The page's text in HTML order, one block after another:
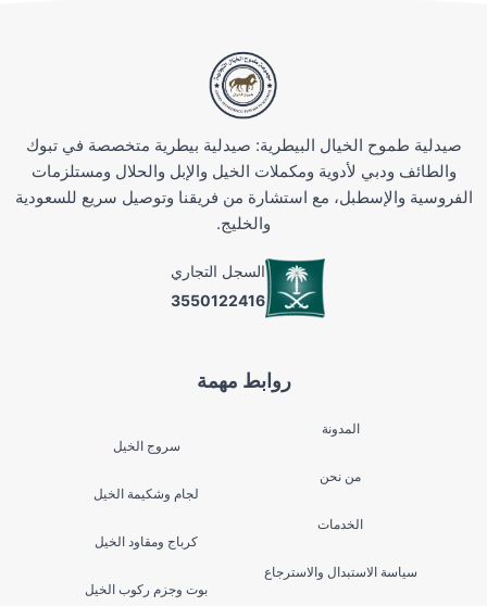
روابط مهمة
المدونة
من نحن
الخدمات
سياسة الاستبدال والاسترجاع
سروج الخيل
لجام وشكيمة الخيل
كرباج ومقاود الخيل
بوت وجزم ركوب الخيل
صيدلية طموح الخيال البيطرية: صيدلية بيطرية متخصصة في تبوك
والطائف ودبي لأدوية ومكملات الخيل والإبل والحلال ومستلزمات
الفروسية والإسطبل، مع استشارة من فريقنا وتوصيل سريع للسعودية
والخليج.
السجل التجاري
3550122416